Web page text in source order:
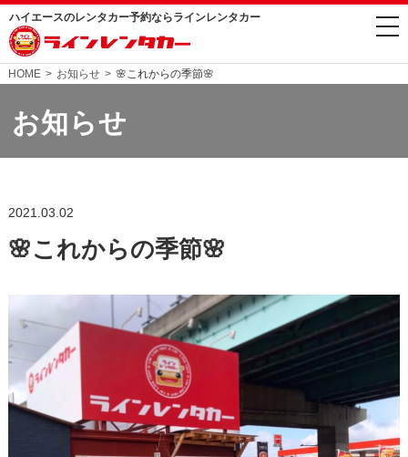
ハイエースのレンタカー予約ならラインレンタカー
HOME お知らせ 🌸これからの季節🌸
お知らせ
2021.03.02
🌸これからの季節🌸